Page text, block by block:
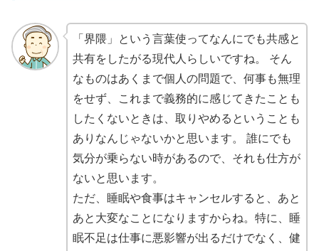
「界隈」という言葉使ってなんにでも共感と
共有をしたがる現代人らしいですね。 そん
なものはあくまで個人の問題で、何事も無理
をせず、これまで義務的に感じてきたことも
したくないときは、取りやめるということも
ありなんじゃないかと思います。 誰にでも
気分が乗らない時があるので、それも仕方が
ないと思います。
ただ、睡眠や食事はキャンセルすると、あと
あと大変なことになりますからね。特に、睡
眠不足は仕事に悪影響が出るだけでなく、健